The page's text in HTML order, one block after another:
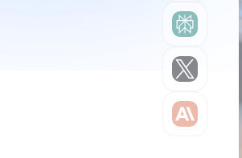
Perplexity
Grok
Claude